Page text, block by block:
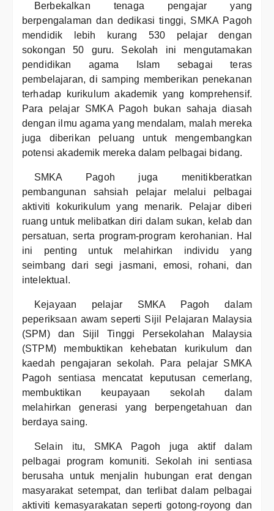
Berbekalkan tenaga pengajar yang
berpengalaman dan dedikasi tinggi, SMKA Pagoh
mendidik lebih kurang 530 pelajar dengan
sokongan 50 guru. Sekolah ini mengutamakan
pendidikan agama Islam sebagai teras
pembelajaran, di samping memberikan penekanan
terhadap kurikulum akademik yang komprehensif.
Para pelajar SMKA Pagoh bukan sahaja diasah
dengan ilmu agama yang mendalam, malah mereka
juga diberikan peluang untuk mengembangkan
potensi akademik mereka dalam pelbagai bidang.
SMKA Pagoh juga menitikberatkan
pembangunan sahsiah pelajar melalui pelbagai
aktiviti kokurikulum yang menarik. Pelajar diberi
ruang untuk melibatkan diri dalam sukan, kelab dan
persatuan, serta program-program kerohanian. Hal
ini penting untuk melahirkan individu yang
seimbang dari segi jasmani, emosi, rohani, dan
intelektual.
Kejayaan pelajar SMKA Pagoh dalam
peperiksaan awam seperti Sijil Pelajaran Malaysia
(SPM) dan Sijil Tinggi Persekolahan Malaysia
(STPM) membuktikan kehebatan kurikulum dan
kaedah pengajaran sekolah. Para pelajar SMKA
Pagoh sentiasa mencatat keputusan cemerlang,
membuktikan keupayaan sekolah dalam
melahirkan generasi yang berpengetahuan dan
berdaya saing.
Selain itu, SMKA Pagoh juga aktif dalam
pelbagai program komuniti. Sekolah ini sentiasa
berusaha untuk menjalin hubungan erat dengan
masyarakat setempat, dan terlibat dalam pelbagai
aktiviti kemasyarakatan seperti gotong-royong dan